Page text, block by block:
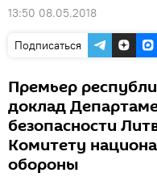
13:50 08.05.2018
Подписаться
Премьер
доклад
безопасности
Комитету
обороны